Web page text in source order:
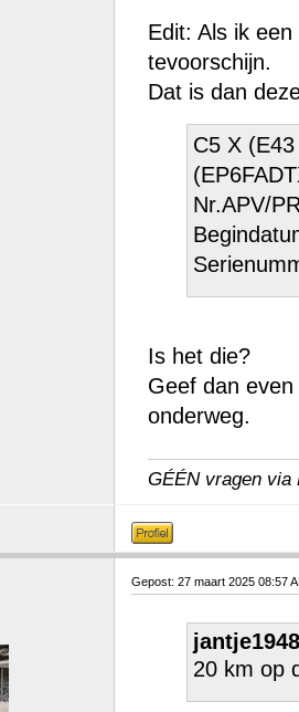
Edit: Als ik
tevoorschijn.
Dat is dan
C5 X
Nr.APV/
Is het die?
Geef dan
onderweg.
GÉÉN vragen via
Gepost: 27 maart 2025 08:57
20 km op